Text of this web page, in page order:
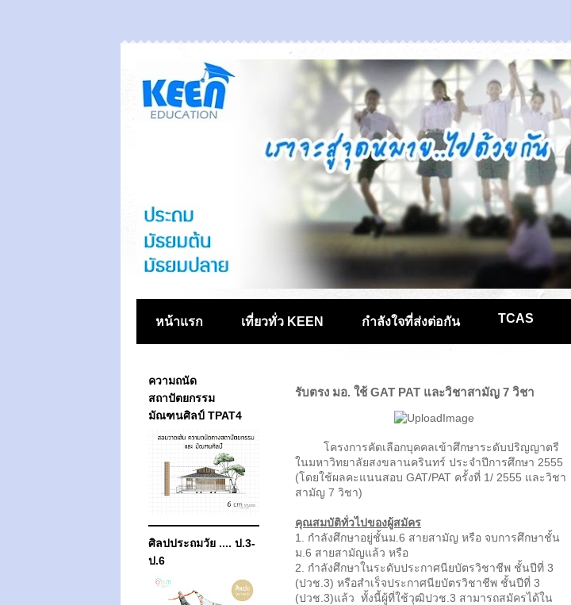
หน้าแรก เที่ยวทั่ว KEEN กำลังใจที่ส่งต่อกัน TCAS
รับตรง มอ. ใช้ GAT PAT และวิชาสามัญ 7 วิชา
โครงการคัดเลือกบุคคลเข้าศึกษาระดับปริญญาตรี
ในมหาวิทยาลัยสงขลานครินทร์ ประจำปีการศึกษา 2555
(โดยใช้ผลคะแนนสอบ GAT/PAT ครั้งที่ 1/ 2555 และวิชา
สามัญ 7 วิชา)
คุณสมบัติทั่วไปของผู้สมัคร
1. กำลังศึกษาอยู่ชั้นม.6 สายสามัญ หรือ จบการศึกษาชั้น
ม.6 สายสามัญแล้ว หรือ
2. กำลังศึกษาในระดับประกาศนียบัตรวิชาชีพ ชั้นปีที่ 3
(ปวช.3) หรือสำเร็จประกาศนียบัตรวิชาชีพ ชั้นปีที่ 3
(ปวช.3)แล้ว ทั้งนี้ผู้ที่ใช้วุฒิปวช.3 สามารถสมัครได้ใน
ความถนัด
สถาปัตยกรรม
มัณฑนศิลป์ TPAT4
ศิลปประถมวัย .... ป.3-
ป.6